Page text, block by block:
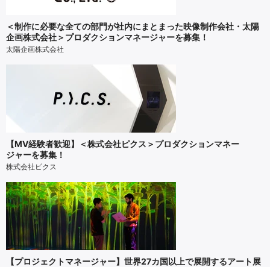
＜制作に必要な全ての部門が社内にまとまった映像制作会社・太陽
企画株式会社＞プロダクションマネージャーを募集！
太陽企画株式会社
【MV経験者歓迎】＜株式会社ピクス＞プロダクションマネー
ジャーを募集！
株式会社ピクス
【プロジェクトマネージャー】世界27カ国以上で展開するアート展